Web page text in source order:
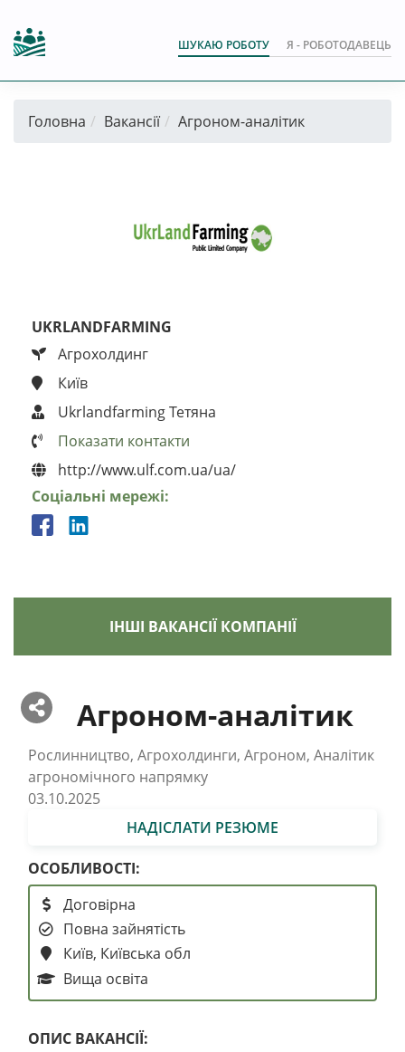
ШУКАЮ РОБОТУ Я - РОБОТОДАВЕЦЬ
Головна Вакансії Агроном-аналітик
UKRLANDFARMING
Агрохолдинг
Київ
Ukrlandfarming Тетяна
Показати контакти
http://www.ulf.com.ua/ua/
Соціальні мережі:
ІНШІ ВАКАНСІЇ КОМПАНІЇ
Агроном-аналітик
Рослинництво, Агрохолдинги, Агроном, Аналітик
агрономічного напрямку
03.10.2025
НАДІСЛАТИ РЕЗЮМЕ
ОСОБЛИВОСТІ:
Договірна
Повна зайнятість
Київ, Київська обл
Вища освіта
ОПИС ВАКАНСІЇ: